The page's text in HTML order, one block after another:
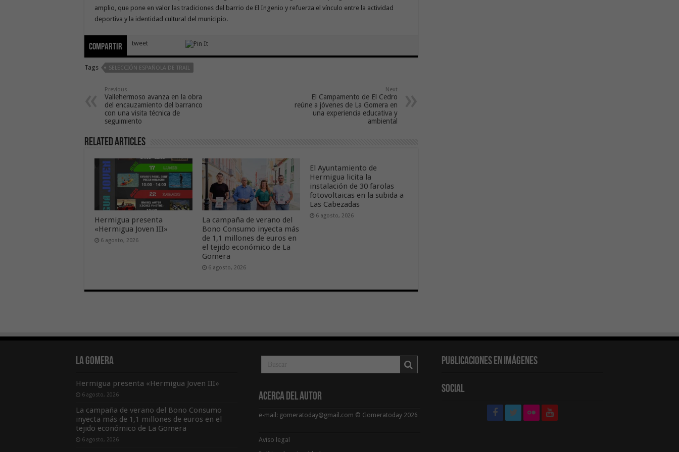
amplio, que pone en valor las tradiciones del barrio de El Ingenio y refuerza el vínculo entre la actividad
deportiva y la identidad cultural del municipio.
Compartir tweet
Tags SELECCIÓN ESPAÑOLA DE TRAIL
Previous
Vallehermoso avanza en la obra
del encauzamiento del barranco
con una visita técnica de
seguimiento
Next
El Campamento de El Cedro
reúne a jóvenes de La Gomera en
una experiencia educativa y
ambiental
Related Articles
Hermigua presenta
«Hermigua Joven III»
6 agosto, 2026
La campaña de verano del
Bono Consumo inyecta más
de 1,1 millones de euros en
el tejido económico de La
Gomera
6 agosto, 2026
El Ayuntamiento de
Hermigua licita la
instalación de 30 farolas
fotovoltaicas en la subida a
Las Cabezadas
6 agosto, 2026
La Gomera
Hermigua presenta «Hermigua Joven III»
6 agosto, 2026
La campaña de verano del Bono Consumo
inyecta más de 1,1 millones de euros en el
tejido económico de La Gomera
6 agosto, 2026
Acerca del Autor
e-mail: gomeratoday@gmail.com © Gomeratoday 2026
Aviso legal
Publicaciones en Imágenes
Social